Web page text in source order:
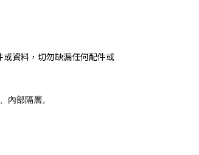
或資料，切勿缺漏任何配件或
內部隔層。